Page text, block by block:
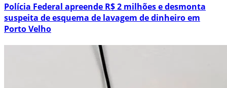
Polícia Federal apreende R$ 2 milhões e desmonta
suspeita de esquema de lavagem de dinheiro em
Porto Velho